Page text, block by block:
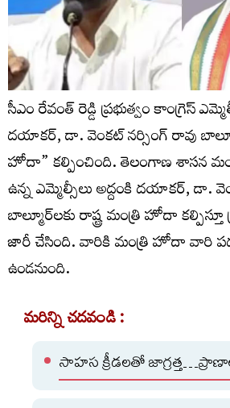
సీఎం రేవంత్ రెడ్డి ప్రభుత్వం కాంగ్రెస్
దయాకర్, డా. వెంకట్ నర్సింగ్ రావు
హోదా” కల్పించింది. తెలంగాణ శాసన
ఉన్న ఎమ్మెల్సీలు అద్దంకి దయాకర్, డా.
బాల్మూర్‌లకు రాష్ట్ర మంత్రి హోదా కల్పిస్తూ
జారీ చేసింది. వారికి మంత్రి హోదా వారి
ఉండనుంది.
మరిన్ని చదవండి :
సాహస క్రీడలతో